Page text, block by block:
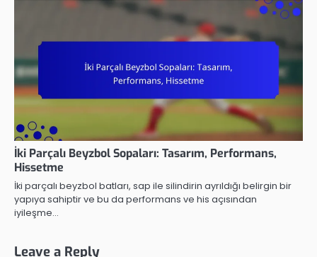
İki Parçalı Beyzbol Sopaları: Tasarım, Performans,
Hissetme
İki parçalı beyzbol batları, sap ile silindirin ayrıldığı belirgin bir
yapıya sahiptir ve bu da performans ve his açısından
iyileşme…
Leave a Reply